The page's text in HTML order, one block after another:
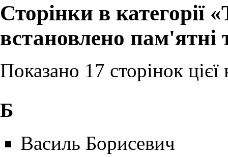
Сторінки в категорії
встановлено пам'ятні
Показано 17 сторінок цієї
Б
Василь Борисевич